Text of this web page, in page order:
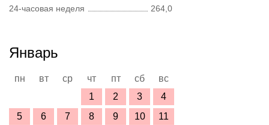
24-часовая неделя
264,0
Январь
пн вт ср чт пт сб
вс
1
2 3
4
5
6 7 8 9 10
11